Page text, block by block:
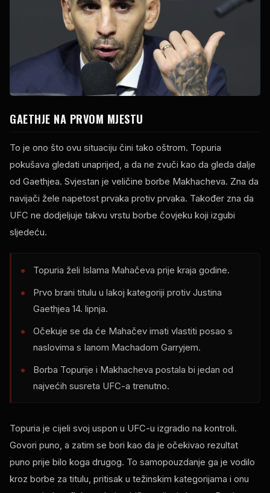
GAETHJE NA PRVOM MJESTU
To je ono što ovu situaciju čini tako oštrom. Topuria
pokušava gledati unaprijed, a da ne zvuči kao da gleda dalje
od Gaethjea. Svjestan je veličine borbe Makhacheva. Zna da
navijači žele napetost prvaka protiv prvaka. Također zna da
UFC ne dodjeljuje takvu vrstu borbe čovjeku koji izgubi
sljedeću.
Topuria želi Islama Mahačeva prije kraja godine.
Prvo brani titulu u lakoj kategoriji protiv Justina
Gaethjea 14. lipnja.
Očekuje se da će Mahačev imati vlastiti posao s
naslovima s Ianom Machadom Garryjem.
Borba Topurije i Makhacheva postala bi jedan od
najvećih susreta UFC-a trenutno.
Topuria je cijeli svoj uspon u UFC-u izgradio na kontroli.
Govori puno, a zatim se bori kao da je očekivao rezultat
puno prije bilo koga drugog. To samopouzdanje ga je vodilo
kroz borbe za titulu, pritisak u težinskim kategorijama i onu